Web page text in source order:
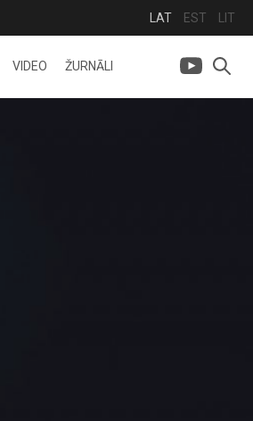
LAT EST LIT
VIDEO ŽURNĀLI